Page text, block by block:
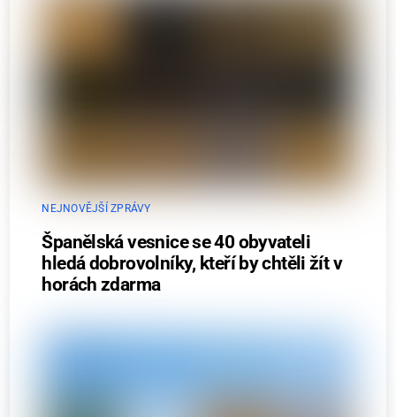
NEJNOVĚJŠÍ ZPRÁVY
Španělská vesnice se 40 obyvateli
hledá dobrovolníky, kteří by chtěli žít v
horách zdarma